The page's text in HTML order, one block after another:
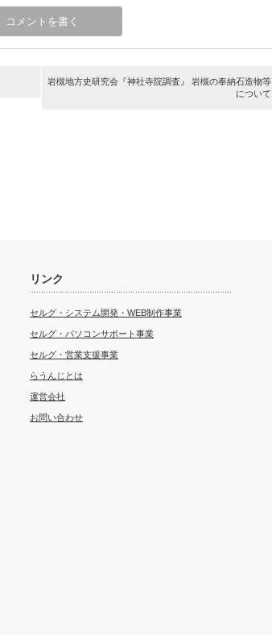
岩槻地方史研究会『神社寺院調査』 岩槻の奉納石造物等
について
リンク
セルグ・システム開発・WEB制作事業
セルグ・パソコンサポート事業
セルグ・営業支援事業
らうんじとは
運営会社
お問い合わせ